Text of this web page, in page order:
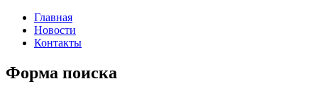
Главная
Новости
Контакты
Форма поиска